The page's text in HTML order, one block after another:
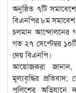
অনুষ্ঠিত ৭টি
বিএনপির ৮ম
চলমান আন্দোলনের
গত ২৭ সেপ্টেম্বর
দেয় বিএনপি।
আয়োজকরা জানান,
মূল্যবৃদ্ধির
পুলিশের অভিযানে